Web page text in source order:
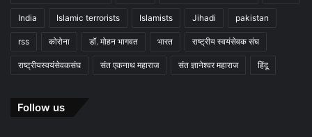
India Islamic terrorists Islamists Jihadi pakistan
rss कोरोना डॉ. मोहन भागवत भारत राष्ट्रीय स्वयंसेवक संघ
राष्ट्रीयस्वयंसेवकसंघ संत एकनाथ महाराज संत ज्ञानेश्वर महाराज हिंदू
Follow us